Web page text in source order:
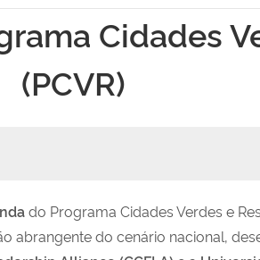
Verdes e
Cidades
(PCVR)
do Programa Cidades Verdes e
abrangente do cenário nacional,